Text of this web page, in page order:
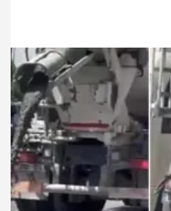
ilerleyemeyen sürücü polis
Yaşananlar cep telefonu
3.08.2026 Gündem